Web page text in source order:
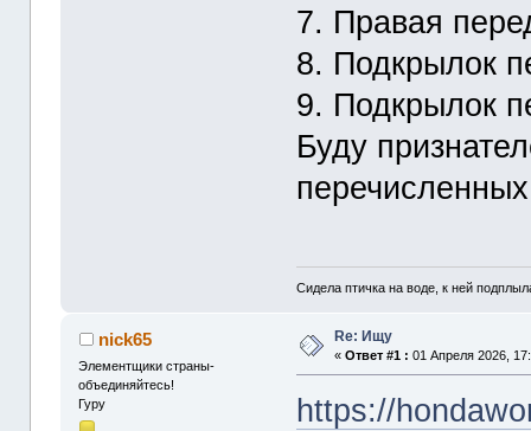
7. Правая
8. Подкрылок
9. Подкрылок
Буду
Сидела птичка на воде, к ней
nick65
Элементщики страны-
объединяйтесь!
Гуру
Re: Ищу
«Ответ #1 : 01 Апреля 2026,
https://